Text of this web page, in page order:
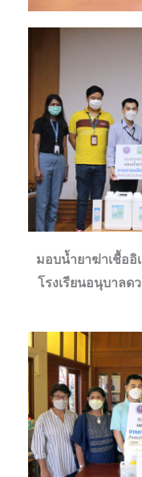
มอบน้ำยาฆ่าเชื้ออิ
โรงเรียนอนุบาลด